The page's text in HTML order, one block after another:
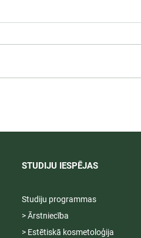
STUDIJU IESPĒJAS
Studiju programmas
> Ārstniecība
> Estētiskā kosmetoloģija